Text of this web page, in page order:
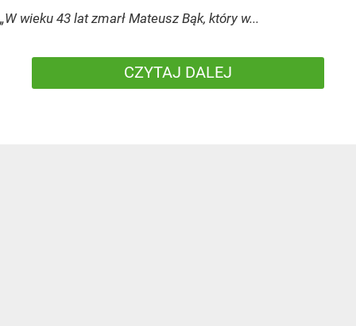
„W wieku 43 lat zmarł Mateusz Bąk, który w...
CZYTAJ DALEJ